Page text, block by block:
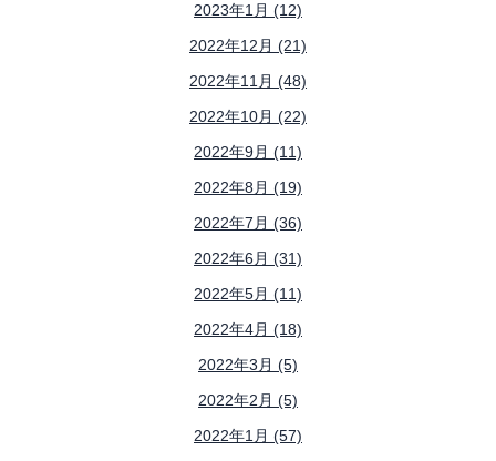
2023年1月 (12)
2022年12月 (21)
2022年11月 (48)
2022年10月 (22)
2022年9月 (11)
2022年8月 (19)
2022年7月 (36)
2022年6月 (31)
2022年5月 (11)
2022年4月 (18)
2022年3月 (5)
2022年2月 (5)
2022年1月 (57)